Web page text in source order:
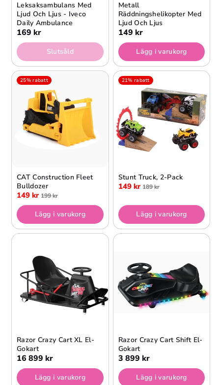
Leksaksambulans Med
Ljud Och Ljus - Iveco
Daily Ambulance
169 kr
Slutsåld
Metall
Räddningshelikopter Med
Ljud Och Ljus
149 kr
Lägg i varukorg
25% rabatt
CAT Construction Fleet
Bulldozer
149 kr 199 kr
Lägg i varukorg
21% rabatt
Stunt Truck, 2-Pack
149 kr 189 kr
Lägg i varukorg
Razor Crazy Cart XL El-
Gokart
16 899 kr
Lägg i varukorg
Razor Crazy Cart Shift El-
Gokart
3 899 kr
Lägg i varukorg